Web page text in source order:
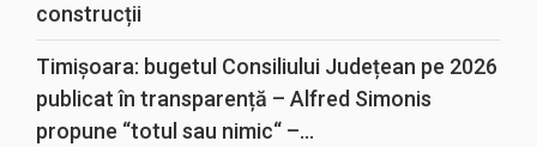
construcții
Timișoara: bugetul Consiliului Județean pe 2026
publicat în transparență – Alfred Simonis
propune “totul sau nimic“ –...